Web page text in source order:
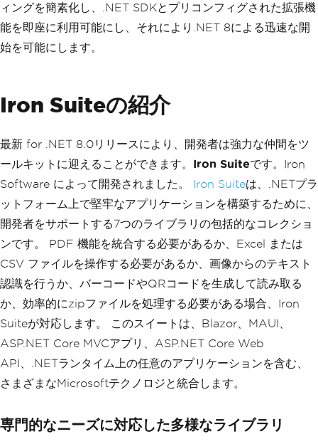
ィングを簡素化し、.NET SDKとプリコンフィグされた拡張機
能を即座に利用可能にし、それにより.NET 8による迅速な開
始を可能にします。
Iron Suiteの紹介
最新 for .NET 8.0リリースにより、開発者は強力な仲間をツ
ールキットに迎えることができます。 Iron Suiteです。Iron
Software によって開発されました。 Iron Suiteは、.NETプラ
ットフォーム上で堅牢なアプリケーションを構築するために、
開発者をサポートする7つのライブラリの包括的なコレクショ
ンです。 PDF 機能を統合する必要があるか、Excel または
CSV ファイルを操作する必要があるか、画像からのテキスト
認識を行うか、バーコードやQRコードを生成して読み取る
か、効率的にzipファイルを処理する必要がある場合、Iron
Suiteが対応します。 このスイートは、Blazor、MAUI、
ASP.NET Core MVCアプリ、ASP.NET Core Web
API、.NETランタイム上の任意のアプリケーションを含む、
さまざまなMicrosoftテクノロジと統合します。
専門的なニーズに対応した多様なライブラリ